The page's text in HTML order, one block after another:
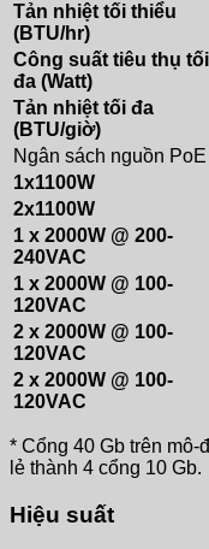
Tản nhiệt tối thiểu
(BTU/hr)
Công suất tiêu thụ tối
đa (Watt)
Tản nhiệt tối đa
(BTU/giờ)
Ngân sách nguồn PoE
1x1100W
2x1100W
1 x 2000W @ 200-
240VAC
1 x 2000W @ 100-
120VAC
2 x 2000W @ 100-
120VAC
2 x 2000W @ 100-
120VAC
* Cổng 40 Gb trên
lẻ thành 4 cổng 10 Gb.
Hiệu suất